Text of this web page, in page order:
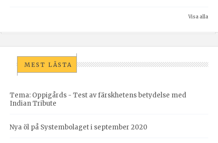
Visa alla
MEST LÄSTA
Tema: Oppigårds - Test av färskhetens betydelse med
Indian Tribute
Nya öl på Systembolaget i september 2020